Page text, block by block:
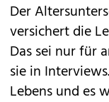
Der
versichert die
Das sei nur für
sie in
Lebens und es